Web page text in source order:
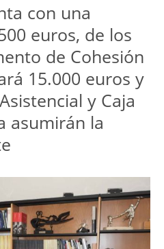
con una
euros, de los
de Cohesión
15.000 euros y
y Caja
asumirán la